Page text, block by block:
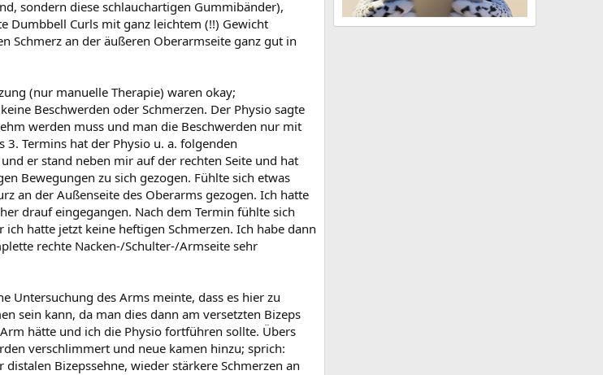
sondern diese schlauchartigen Gummibänder),
Dumbbell Curls mit ganz leichtem (!!) Gewicht
Schmerz an der äußeren Oberarmseite ganz gut in
(nur manuelle Therapie) waren okay;
Beschwerden oder Schmerzen. Der Physio sagte
werden muss und man die Beschwerden nur mit
Termins hat der Physio u. a. folgenden
er stand neben mir auf der rechten Seite und hat
Bewegungen zu sich gezogen. Fühlte sich etwas
an der Außenseite des Oberarms gezogen. Ich hatte
drauf eingegangen. Nach dem Termin fühlte sich
hatte jetzt keine heftigen Schmerzen. Ich habe dann
rechte Nacken-/Schulter-/Armseite sehr
Untersuchung des Arms meinte, dass es hier zu
sein kann, da man dies dann am versetzten Bizeps
hätte und ich die Physio fortführen sollte. Übers
verschlimmert und neue kamen hinzu; sprich:
Bizepssehne, wieder stärkere Schmerzen an